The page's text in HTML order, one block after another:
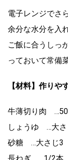
電子レンジでさ
余分な水分を入
ご飯に合うしっ
っておいて常備
【材料】作りや
牛薄切り肉
しょうゆ …大さ
砂糖 …大さじ3